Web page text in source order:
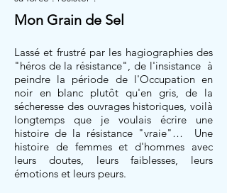
Mon Grain de Sel
Lassé et frustré par les hagiographies des
"héros de la résistance", de l'insistance à
peindre la période de l'Occupation en
noir en blanc plutôt qu'en gris, de la
sécheresse des ouvrages historiques, voilà
longtemps que je voulais écrire une
histoire de la résistance "vraie"… Une
histoire de femmes et d'hommes avec
leurs doutes, leurs faiblesses, leurs
émotions et leurs peurs.